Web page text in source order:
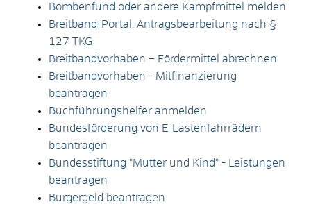
Bombenfund oder andere Kampfmittel melden
Breitband-Portal: Antragsbearbeitung nach §
127 TKG
Breitbandvorhaben – Fördermittel abrechnen
Breitbandvorhaben - Mitfinanzierung
beantragen
Buchführungshelfer anmelden
Bundesförderung von E-Lastenfahrrädern
beantragen
Bundesstiftung "Mutter und Kind" - Leistungen
beantragen
Bürgergeld beantragen